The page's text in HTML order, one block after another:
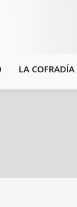
LA COFRADÍA